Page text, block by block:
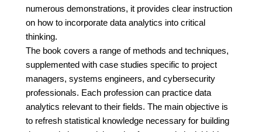
numerous demonstrations, it provides clear instruction
on how to incorporate data analytics into critical
thinking.
The book covers a range of methods and techniques,
supplemented with case studies specific to project
managers, systems engineers, and cybersecurity
professionals. Each profession can practice data
analytics relevant to their fields. The main objective is
to refresh statistical knowledge necessary for building